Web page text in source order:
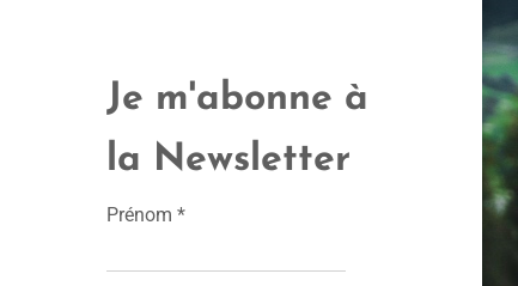
Je m'abonne à
la Newsletter
Prénom *